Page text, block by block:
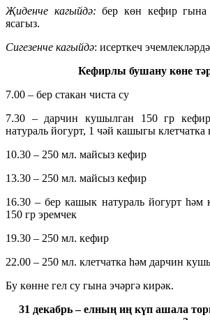
Җиденче кагыйдә: бер көн кефир
ясагыз.
Сигезенче кагыйдә: исерткеч
Кефирлы бушану көне
7.00 – бер стакан чиста су
7.30 – дарчин кушылган 150 гр
натураль йогурт, 1 чәй кашыгы
10.30 – 250 мл. майсыз кефир
13.30 – 250 мл. майсыз кефир
16.30 – бер кашык натураль йогурт һәм
150 гр эремчек
19.30 – 250 мл. кефир
22.00 – 250 мл. клетчатка һәм дарчин
Бу көнне гел су гына эчәргә кирәк.
31 декабрь – елның иң күп ашала